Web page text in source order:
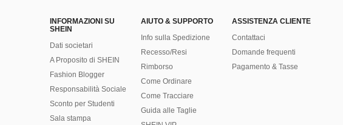
INFORMAZIONI SU
SHEIN
Dati societari
A Proposito di SHEIN
Fashion Blogger
Responsabilità Sociale
Sconto per Studenti
Sala stampa
AIUTO & SUPPORTO
Info sulla Spedizione
Recesso/Resi
Rimborso
Come Ordinare
Come Tracciare
Guida alle Taglie
ASSISTENZA CLIENTE
Contattaci
Domande frequenti
Pagamento & Tasse